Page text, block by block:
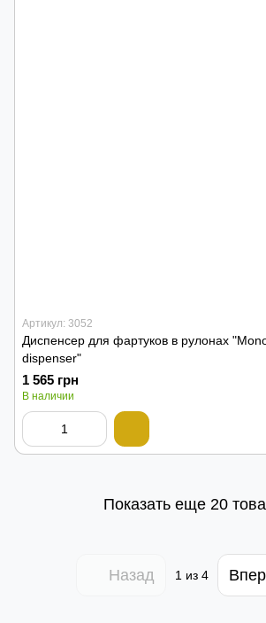
Артикул: 3052
Диспенсер для фартуков в рулонах
dispenser"
1 565 грн
В наличии
Показать еще 20
Назад 1из 4